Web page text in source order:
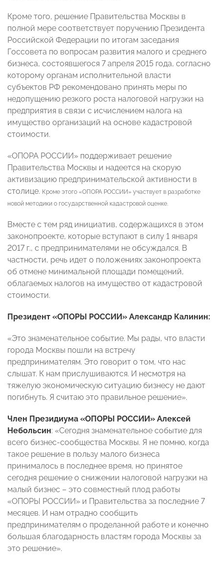
Кроме того, решение Правительства Москвы в
полной мере соответствует поручению Президента
Российской Федерации по итогам заседания
Госсовета по вопросам развития малого и среднего
бизнеса, состоявшегося 7 апреля 2015 года, согласно
которому органам исполнительной власти
субъектов РФ рекомендовано принять меры по
недопущению резкого роста налоговой нагрузки на
предприятия в связи с исчислением налога на
имущество организаций на основе кадастровой
стоимости.
«ОПОРА РОССИИ» поддерживает решение
Правительства Москвы и надеется на скорую
активизацию предпринимательской активности в
столице. Кроме этого «ОПОРА РОССИИ» участвует в разработке
новой методики о государственной кадастровой оценке.
Вместе с тем ряд инициатив, содержащихся в этом
законопроекте, которые вступают в силу 1 января
2017 г., с предпринимателями не обсуждался. В
частности, речь идет о положениях законопроекта
об отмене минимальной площади помещений,
облагаемых налогов на имущество от кадастровой
стоимости.
Президент «ОПОРЫ РОССИИ» Александр Калинин:
«Это знаменательное событие. Мы рады, что власти
города Москвы пошли на встречу
предпринимателям. Это говорит о том, что нас
слышат. К нам прислушиваются. И несмотря на
тяжелую экономическую ситуацию бизнесу не дают
погибнуть. Я считаю это правильное решение».
Член Президиума «ОПОРЫ РОССИИ» Алексей
Небольсин: «Сегодня знаменательное событие для
всего бизнес-сообщества Москвы. Я не помню, когда
такое решение в пользу малого бизнеса
принималось в последнее время, но принятое
сегодня решение о снижении налоговой нагрузки на
малый бизнес – это совместный плод работы
«ОПОРЫ РОССИИ» и Правительства за последние 7
месяцев. И нам отрадно сообщить
предпринимателям о проделанной работе и конечно
большая благодарность властям города Москвы за
это решение».